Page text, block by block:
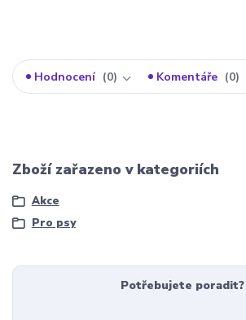
Hodnocení 0 Komentáře 0
Zboží zařazeno v kategoriích
Akce
Pro psy
Potřebujete poradit?